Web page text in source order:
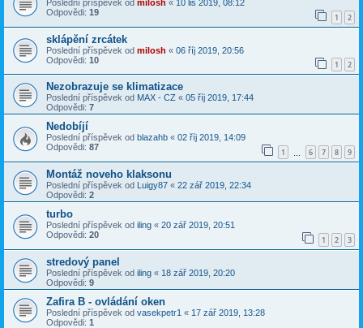
Poslední příspěvek od milosh « 10 lis 2019, 08:12
Odpovědi: 19 1 2
sklápění zrcátek
Poslední příspěvek od milosh « 06 říj 2019, 20:56
Odpovědi: 10 1 2
Nezobrazuje se klimatizace
Poslední příspěvek od MAX - CZ « 05 říj 2019, 17:44
Odpovědi: 7
Nedobíjí
Poslední příspěvek od blazahb « 02 říj 2019, 14:09
Odpovědi: 87 1 6 7 8 9
Montáž noveho klaksonu
Poslední příspěvek od Luigy87 « 22 zář 2019, 22:34
Odpovědi: 2
turbo
Poslední příspěvek od iling « 20 zář 2019, 20:51
Odpovědi: 20 1 2 3
stredový panel
Poslední příspěvek od iling « 18 zář 2019, 20:20
Odpovědi: 9
Zafira B - ovládání oken
Poslední příspěvek od vasekpetr1 « 17 zář 2019, 13:28
Odpovědi: 1